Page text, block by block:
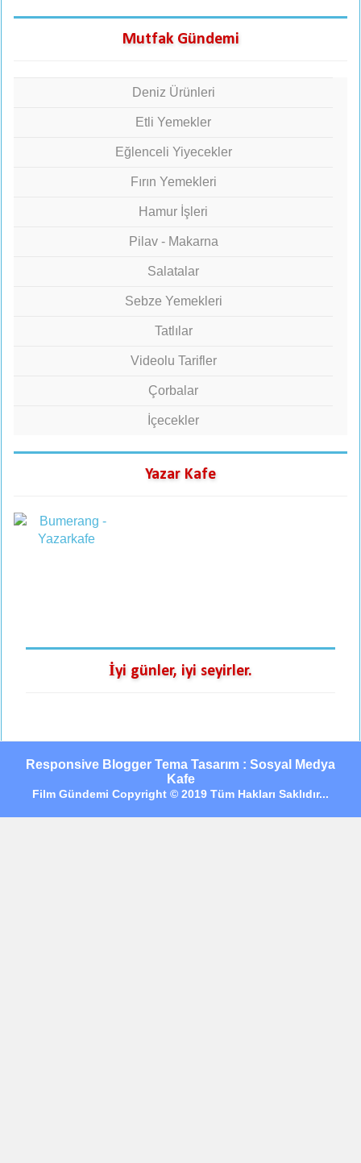
Mutfak Gündemi
Deniz Ürünleri
Etli Yemekler
Eğlenceli Yiyecekler
Fırın Yemekleri
Hamur İşleri
Pilav - Makarna
Salatalar
Sebze Yemekleri
Tatlılar
Videolu Tarifler
Çorbalar
İçecekler
Yazar Kafe
İyi günler, iyi seyirler.
Responsive Blogger Tema Tasarım : Sosyal Medya
Kafe
Film Gündemi Copyright © 2019 Tüm Hakları Saklıdır...